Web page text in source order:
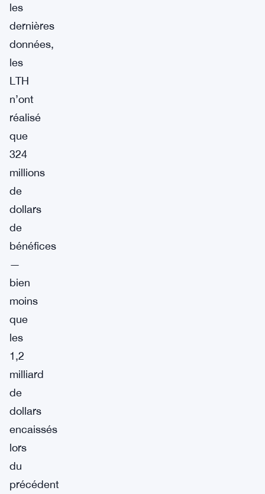
les
dernières
données,
les
LTH
n’ont
réalisé
que
324
millions
de
dollars
de
bénéfices
—
bien
moins
que
les
1,2
milliard
de
dollars
encaissés
lors
du
précédent